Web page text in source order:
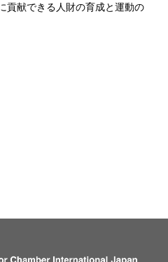
貢献できる人財の育成と運動の